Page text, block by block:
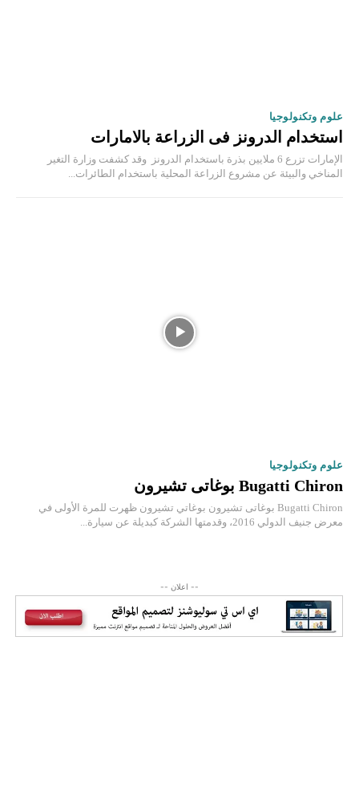
علوم وتكنولوجيا
استخدام الدرونز فى الزراعة بالامارات
الإمارات تزرع 6 ملايين بذرة باستخدام الدرونز وقد كشفت وزارة التغير
المناخي والبيئة عن مشروع الزراعة المحلية باستخدام الطائرات...
علوم وتكنولوجيا
Bugatti Chiron بوغاتى تشيرون
Bugatti Chiron بوغاتى تشيرون بوغاتي تشيرون ظهرت للمرة الأولى في
معرض جنيف الدولي 2016، وقدمتها الشركة كبديلة عن سيارة...
-- اعلان --